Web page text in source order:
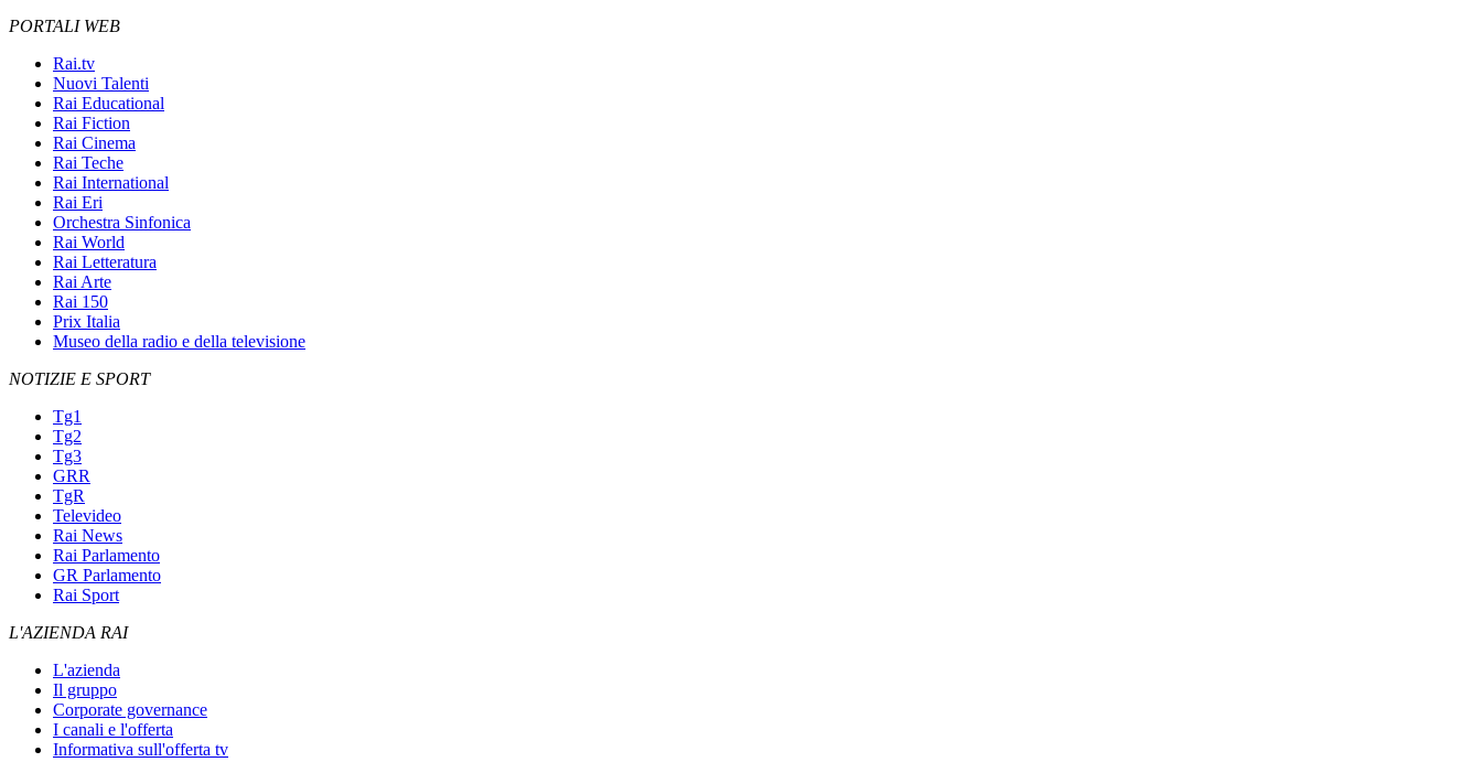
PORTALI WEB
Rai.tv
Nuovi Talenti
Rai Educational
Rai Fiction
Rai Cinema
Rai Teche
Rai International
Rai Eri
Orchestra Sinfonica
Rai World
Rai Letteratura
Rai Arte
Rai 150
Prix Italia
Museo della radio e della televisione
NOTIZIE E SPORT
Tg1
Tg2
Tg3
GRR
TgR
Televideo
Rai News
Rai Parlamento
GR Parlamento
Rai Sport
L'AZIENDA RAI
L'azienda
Il gruppo
Corporate governance
I canali e l'offerta
Informativa sull'offerta tv